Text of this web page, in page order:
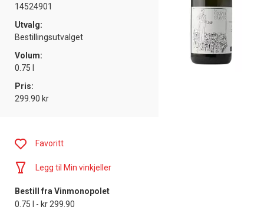
14524901
Utvalg:
Bestillingsutvalget
Volum:
0.75 l
Pris:
299.90 kr
Favoritt
Legg til Min vinkjeller
Bestill fra Vinmonopolet
0.75 l - kr 299.90